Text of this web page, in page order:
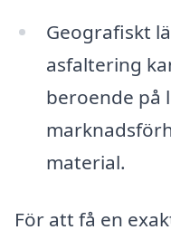
Geografiskt
asfaltering
beroende på
material.
För att få en